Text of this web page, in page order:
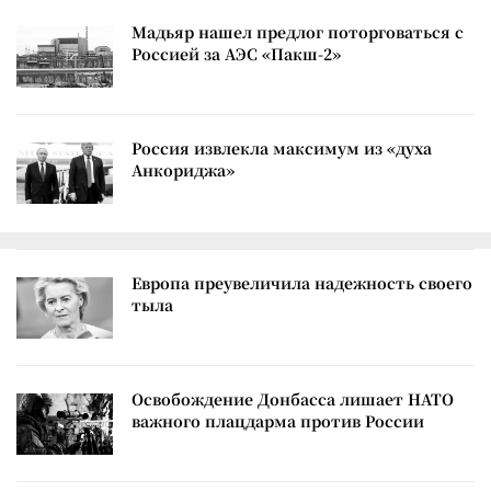
Мадьяр нашел предлог поторговаться с
Россией за АЭС «Пакш-2»
Россия извлекла максимум из «духа
Анкориджа»
Европа преувеличила надежность своего
тыла
Освобождение Донбасса лишает НАТО
важного плацдарма против России